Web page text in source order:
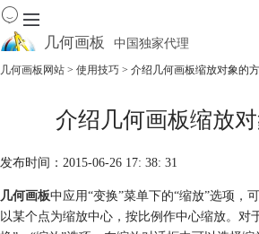
几何画板 中国独家代理
资源中心
软件商城
几何画板网站 > 使用技巧 > 介绍几何画板缩放对象的
介绍几何画板缩放
发布时间：2015-06-26 17: 38: 31
几何画板中应用“变换”菜单下的“缩放”选项，
以某个点为缩放中心，按比例作中心缩放。对